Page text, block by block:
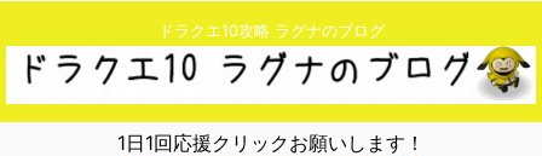
ドラクエ10攻略 ラグナのブログ
1日1回応援クリックお願いします！